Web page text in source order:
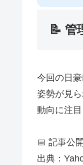
📝 管
今回の日
姿勢が見
動向に注
📅 記事公
出典：